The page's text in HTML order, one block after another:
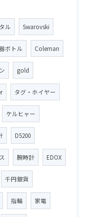
ル Swarovski
ボトル Coleman
gold
タグ・ホイヤー
ケルヒャー
D5200
腕時計 EDOX
千円銀貨
指輪 家電